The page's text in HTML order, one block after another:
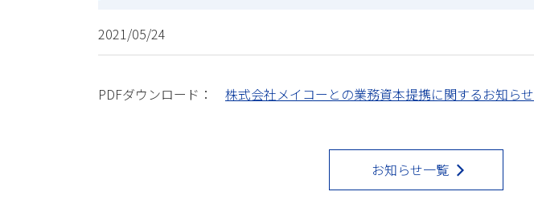
2021/05/24
PDFダウンロード： 株式会社メイコーとの業務資本提携に関するお知らせ
お知らせ一覧